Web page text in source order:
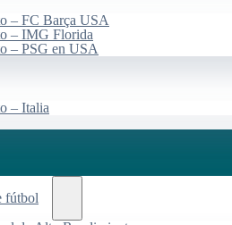
– FC Barça USA
– IMG Florida
– PSG en USA
– Italia
fútbol